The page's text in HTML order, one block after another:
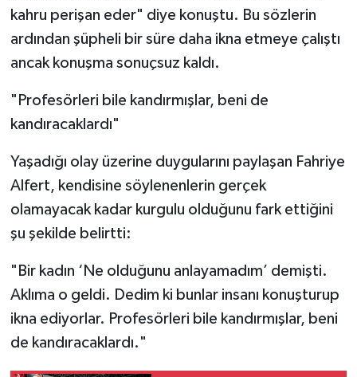
kahru perişan eder" diye konuştu. Bu sözlerin
ardından şüpheli bir süre daha ikna etmeye çalıştı
ancak konuşma sonuçsuz kaldı.
"Profesörleri bile kandırmışlar, beni de
kandıracaklardı"
Yaşadığı olay üzerine duygularını paylaşan Fahriye
Alfert, kendisine söylenenlerin gerçek
olamayacak kadar kurgulu olduğunu fark ettiğini
şu şekilde belirtti:
"Bir kadın ‘Ne olduğunu anlayamadım’ demişti.
Aklıma o geldi. Dedim ki bunlar insanı konuşturup
ikna ediyorlar. Profesörleri bile kandırmışlar, beni
de kandıracaklardı."